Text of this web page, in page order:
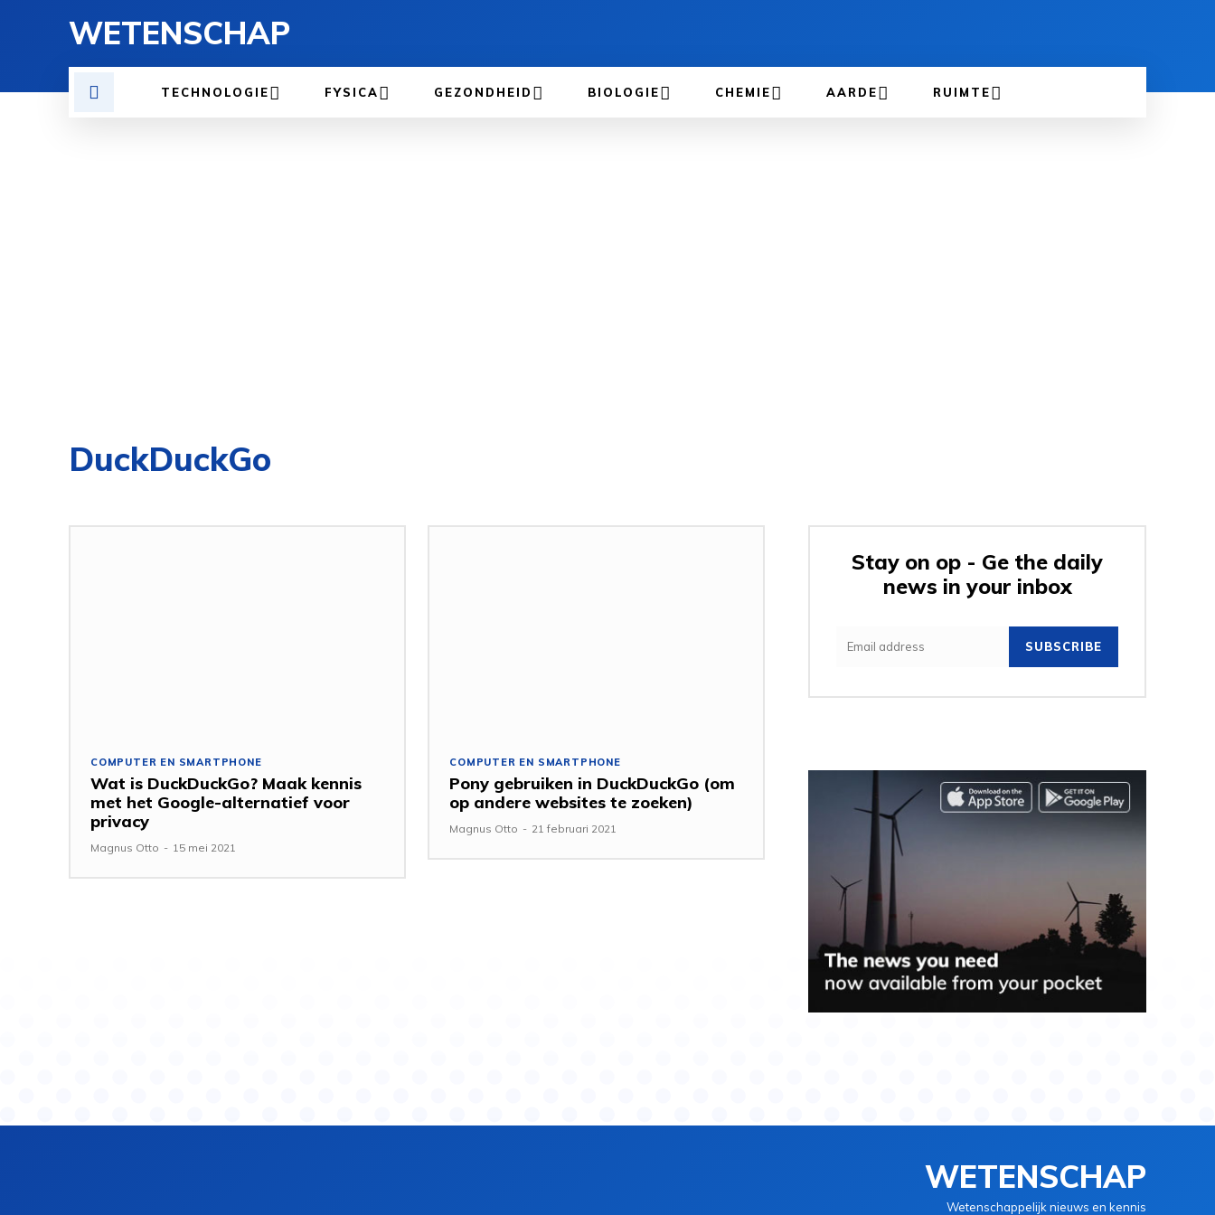
WETENSCHAP
TECHNOLOGIE FYSICA GEZONDHEID BIOLOGIE CHEMIE AARDE RUIMTE
DuckDuckGo
COMPUTER EN SMARTPHONE
Wat is DuckDuckGo? Maak kennis
met het Google-alternatief voor
privacy
Magnus Otto - 15 mei 2021
COMPUTER EN SMARTPHONE
Pony gebruiken in DuckDuckGo (om
op andere websites te zoeken)
Magnus Otto - 21 februari 2021
Stay on op - Ge the daily
news in your inbox
SUBSCRIBE
WETENSCHAP
Wetenschappelijk nieuws en kennis